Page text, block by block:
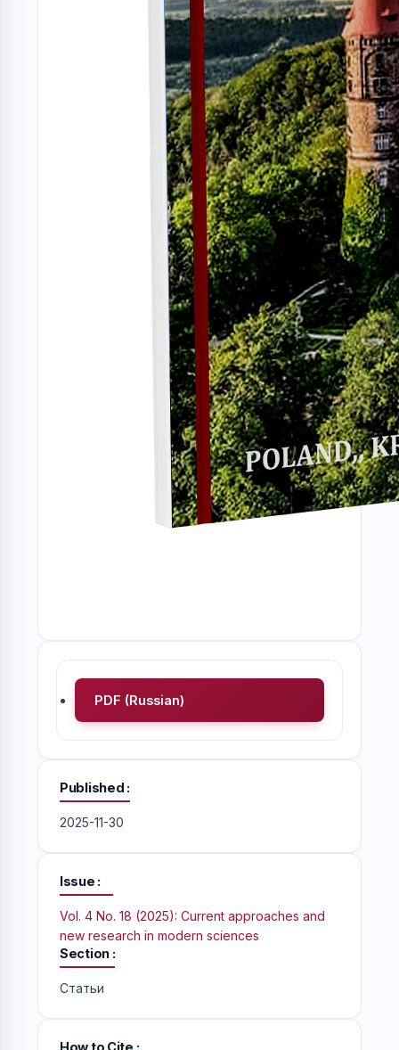
PDF (Russian)
Published
2025-11-30
Issue
Vol. 4 No. 18 (2025): Current approaches and
new research in modern sciences
Section
Статьи